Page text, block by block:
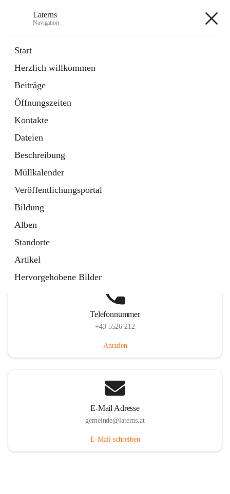
Laterns
Navigation
Start
Herzlich willkommen
Beiträge
Öffnungszeiten
Kontakte
Dateien
Beschreibung
Müllkalender
Veröffentlichungsportal
Bildung
Alben
Standorte
Artikel
Hervorgehobene Bilder
11 Schnellzugriffe
Soziales
1 Schnellzugriff
Telefonnummer
+43 5526 212
Anrufen
E-Mail Adresse
gemeinde@laterns.at
E-Mail schreiben